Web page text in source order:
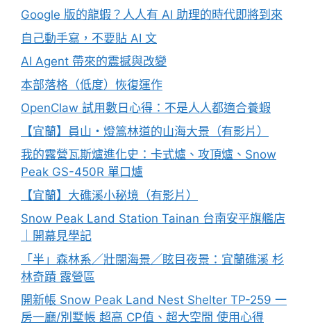
Google 版的龍蝦？人人有 AI 助理的時代即將到來
自己動手寫，不要貼 AI 文
AI Agent 帶來的震撼與改變
本部落格（低度）恢復運作
OpenClaw 試用數日心得：不是人人都適合養蝦
【宜蘭】員山・燈篙林道的山海大景（有影片）
我的露營瓦斯爐進化史：卡式爐、攻頂爐、Snow
Peak GS-450R 單口爐
【宜蘭】大礁溪小秘境（有影片）
Snow Peak Land Station Tainan 台南安平旗艦店
｜開幕見學記
「半」森林系／壯闊海景／眩目夜景：宜蘭礁溪 杉
林奇蹟 露營區
開新帳 Snow Peak Land Nest Shelter TP-259 一
房一廳/別墅帳 超高 CP值、超大空間 使用心得